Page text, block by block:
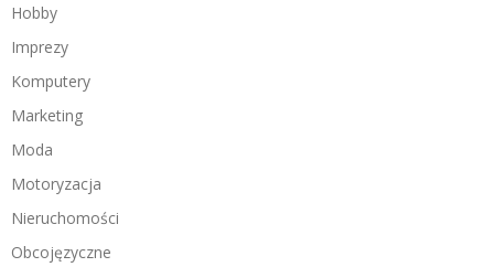
Hobby
Imprezy
Komputery
Marketing
Moda
Motoryzacja
Nieruchomości
Obcojęzyczne